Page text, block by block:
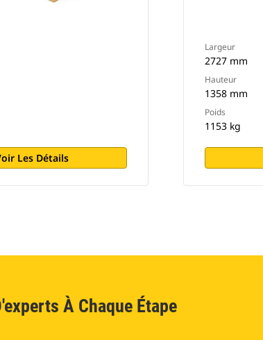
Les Détails
Largeur
2727 mm
Hauteur
1358 mm
Poids
1153 kg
À Chaque Étape